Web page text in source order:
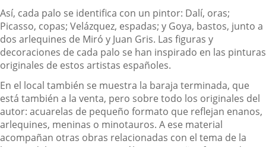
Así, cada palo se identifica con un pintor: Dalí, oras;
Picasso, copas; Velázquez, espadas; y Goya, bastos, junto a
dos arlequines de Miró y Juan Gris. Las figuras y
decoraciones de cada palo se han inspirado en las pinturas
originales de estos artistas españoles.
En el local también se muestra la baraja terminada, que
está también a la venta, pero sobre todo los originales del
autor: acuarelas de pequeño formato que reflejan enanos,
arlequines, meninas o minotauros. A ese material
acompañan otras obras relacionadas con el tema de la